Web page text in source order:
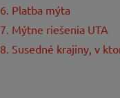
6. Platba mýta
7. Mýtne riešenia UTA
8. Susedné krajiny, v